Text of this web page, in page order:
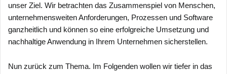
unser Ziel. Wir betrachten das Zusammenspiel von Menschen,
unternehmensweiten Anforderungen, Prozessen und Software
ganzheitlich und können so eine erfolgreiche Umsetzung und
nachhaltige Anwendung in Ihrem Unternehmen sicherstellen.
Nun zurück zum Thema. Im Folgenden wollen wir tiefer in das